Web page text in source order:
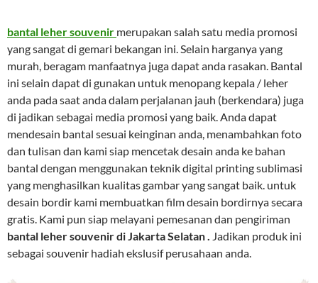
bantal leher souvenir merupakan salah satu media promosi
yang sangat di gemari bekangan ini. Selain harganya yang
murah, beragam manfaatnya juga dapat anda rasakan. Bantal
ini selain dapat di gunakan untuk menopang kepala / leher
anda pada saat anda dalam perjalanan jauh (berkendara) juga
di jadikan sebagai media promosi yang baik. Anda dapat
mendesain bantal sesuai keinginan anda, menambahkan foto
dan tulisan dan kami siap mencetak desain anda ke bahan
bantal dengan menggunakan teknik digital printing sublimasi
yang menghasilkan kualitas gambar yang sangat baik. untuk
desain bordir kami membuatkan film desain bordirnya secara
gratis. Kami pun siap melayani pemesanan dan pengiriman
bantal leher souvenir di Jakarta Selatan . Jadikan produk ini
sebagai souvenir hadiah ekslusif perusahaan anda.